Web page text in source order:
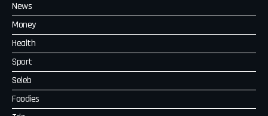
News
Money
Health
Sport
Seleb
Foodies